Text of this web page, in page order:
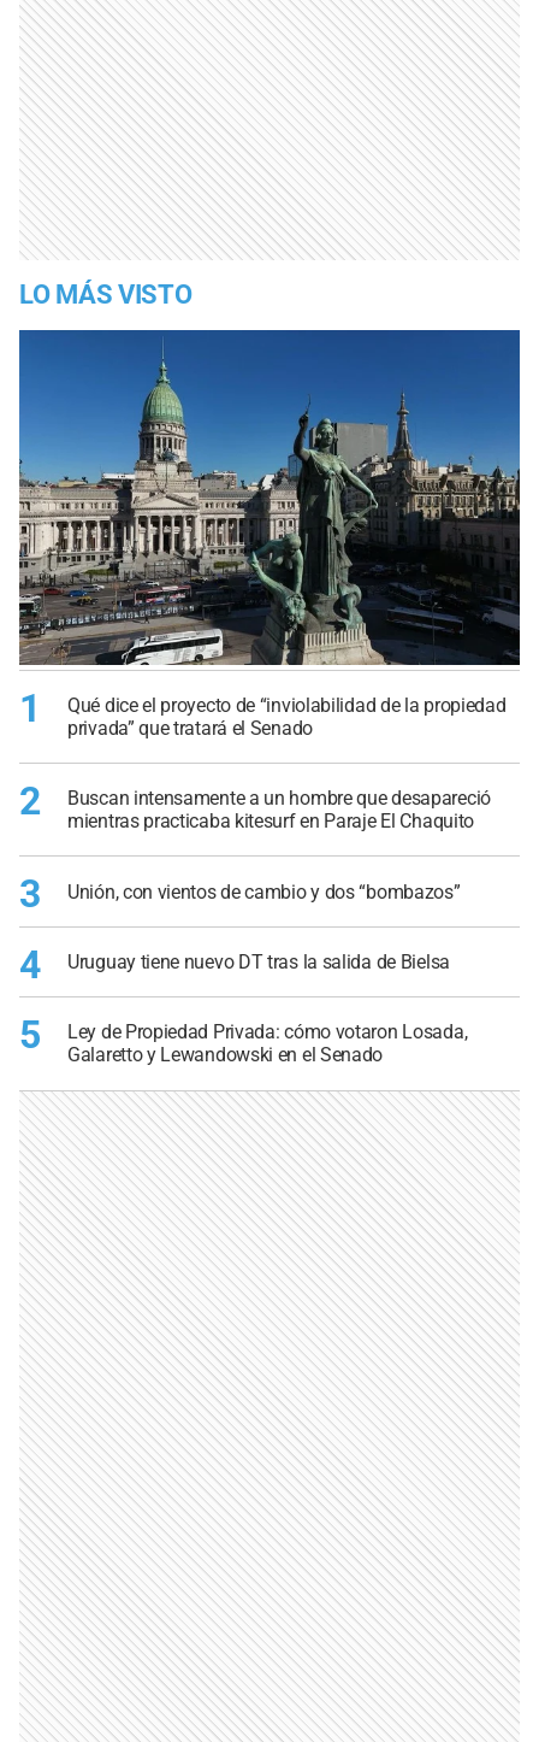
LO MÁS VISTO
1
Qué dice el proyecto de “inviolabilidad de la propiedad
privada” que tratará el Senado
2
Buscan intensamente a un hombre que desapareció
mientras practicaba kitesurf en Paraje El Chaquito
3 Unión, con vientos de cambio y dos “bombazos”
4 Uruguay tiene nuevo DT tras la salida de Bielsa
5
Ley de Propiedad Privada: cómo votaron Losada,
Galaretto y Lewandowski en el Senado